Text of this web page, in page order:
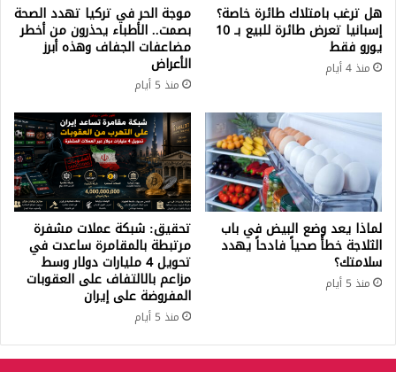
هل ترغب بامتلاك طائرة خاصة؟
إسبانيا تعرض طائرة للبيع بـ 10
يورو فقط
منذ 4 أيام
موجة الحر في تركيا تهدد الصحة
بصمت.. الأطباء يحذرون من أخطر
مضاعفات الجفاف وهذه أبرز
الأعراض
منذ 5 أيام
لماذا يعد وضع البيض في باب
الثلاجة خطأً صحياً فادحاً يهدد
سلامتك؟
منذ 5 أيام
تحقيق: شبكة عملات مشفرة
مرتبطة بالمقامرة ساعدت في
تحويل 4 مليارات دولار وسط
مزاعم بالالتفاف على العقوبات
المفروضة على إيران
منذ 5 أيام